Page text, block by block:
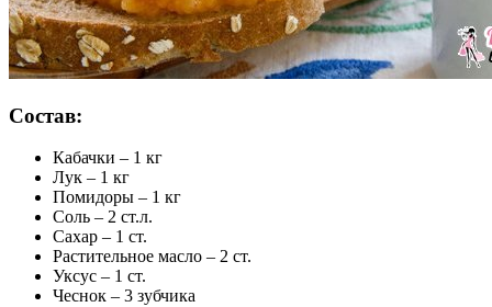
Состав:
Кабачки – 1 кг
Лук – 1 кг
Помидоры – 1 кг
Соль – 2 ст.л.
Сахар – 1 ст.
Растительное масло – 2 ст.
Уксус – 1 ст.
Чеснок – 3 зубчика